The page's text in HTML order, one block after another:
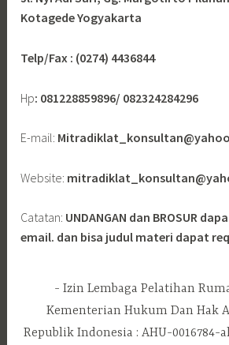
Kotagede Yogyakarta
Telp/Fax : (0274) 4436844
Hp: 081228859896/ 082324284296
E-mail:
Website:
Catatan: UNDANGAN dan BROSUR
email. dan bisa judul materi dapat
Izin Lembaga Pelatihan
Kementerian Hukum Dan Hak
Republik Indonesia : AHU-0016784-